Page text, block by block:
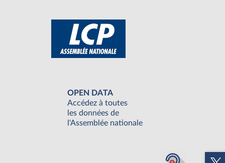
OPEN DATA
Accédez à toutes
les données de
l'Assemblée nationale